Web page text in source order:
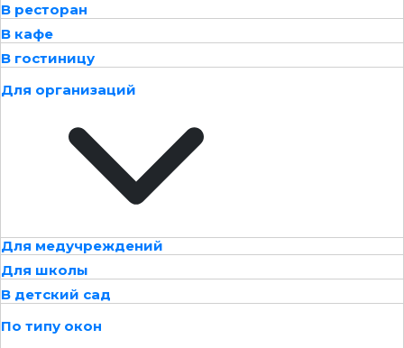
В ресторан
В кафе
В гостиницу
Для организаций
Для медучреждений
Для школы
В детский сад
По типу окон